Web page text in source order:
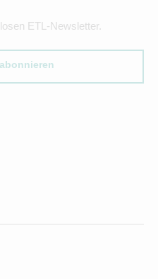
ETL-Newsletter.